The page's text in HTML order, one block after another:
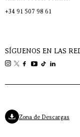
+34 91 507 98 61
SÍGUENOS EN LAS
Zona de Descargas